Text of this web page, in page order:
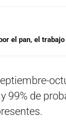
el pan, el
99% de